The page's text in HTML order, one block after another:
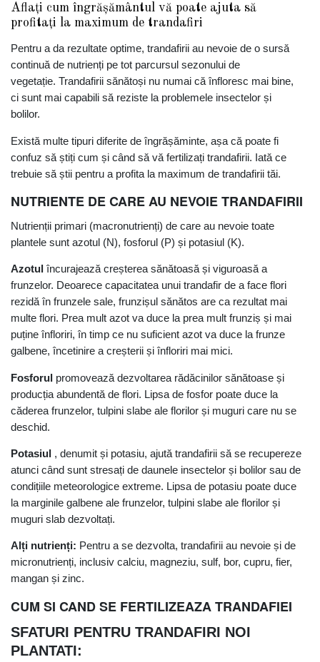
Aflați cum îngrășământul vă poate ajuta să
profitați la maximum de trandafiri
Pentru a da rezultate optime, trandafirii au nevoie de o sursă
continuă de nutrienți pe tot parcursul sezonului de
vegetație. Trandafirii sănătoși nu numai că înfloresc mai bine,
ci sunt mai capabili să reziste la problemele insectelor și
bolilor.
Există multe tipuri diferite de îngrășăminte, așa că poate fi
confuz să știți cum și când să vă fertilizați trandafirii. Iată ce
trebuie să știi pentru a profita la maximum de trandafirii tăi.
NUTRIENTE DE CARE AU NEVOIE TRANDAFIRII
Nutrienții primari (macronutrienți) de care au nevoie toate
plantele sunt azotul (N), fosforul (P) și potasiul (K).
Azotul încurajează creșterea sănătoasă și viguroasă a
frunzelor. Deoarece capacitatea unui trandafir de a face flori
rezidă în frunzele sale, frunzișul sănătos are ca rezultat mai
multe flori. Prea mult azot va duce la prea mult frunziș și mai
puține înfloriri, în timp ce nu suficient azot va duce la frunze
galbene, încetinire a creșterii și înfloriri mai mici.
Fosforul promovează dezvoltarea rădăcinilor sănătoase și
producția abundentă de flori. Lipsa de fosfor poate duce la
căderea frunzelor, tulpini slabe ale florilor și muguri care nu se
deschid.
Potasiul , denumit și potasiu, ajută trandafirii să se recupereze
atunci când sunt stresați de daunele insectelor și bolilor sau de
condițiile meteorologice extreme. Lipsa de potasiu poate duce
la marginile galbene ale frunzelor, tulpini slabe ale florilor și
muguri slab dezvoltați.
Alți nutrienți: Pentru a se dezvolta, trandafirii au nevoie și de
micronutrienți, inclusiv calciu, magneziu, sulf, bor, cupru, fier,
mangan și zinc.
CUM SI CAND SE FERTILIZEAZA TRANDAFIEI
SFATURI PENTRU TRANDAFIRI NOI
PLANTATI: